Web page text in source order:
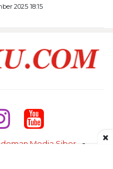
2025 18:15
Media Siber
×